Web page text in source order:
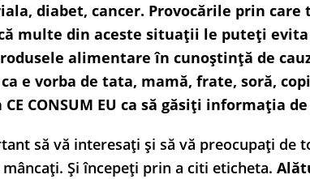
diabet, cancer. Provocările prin care
multe din aceste situații le puteți
alimentare în cunoștință de
e vorba de tata, mamă, frate, soră,
CONSUM EU ca să găsiți informația
să vă interesați și să vă preocupați de
Și începeți prin a citi eticheta.